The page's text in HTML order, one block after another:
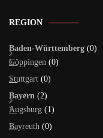
REGION
Baden-Württemberg (0)
Göppingen (0)
Stuttgart (0)
Bayern (2)
Augsburg (1)
Bayreuth (0)